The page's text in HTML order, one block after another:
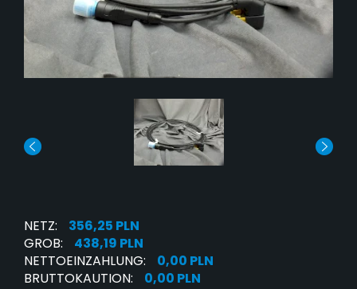
NETZ:
356,25 PLN
GROB:
438,19 PLN
NETTOEINZAHLUNG:
0,00 PLN
BRUTTOKAUTION:
0,00 PLN